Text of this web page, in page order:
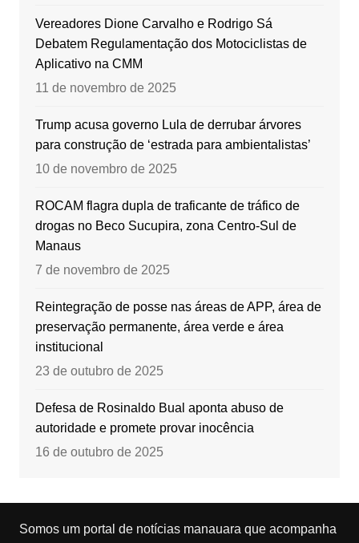
Vereadores Dione Carvalho e Rodrigo Sá
Debatem Regulamentação dos Motociclistas de
Aplicativo na CMM
11 de novembro de 2025
Trump acusa governo Lula de derrubar árvores
para construção de ‘estrada para ambientalistas’
10 de novembro de 2025
ROCAM flagra dupla de traficante de tráfico de
drogas no Beco Sucupira, zona Centro-Sul de
Manaus
7 de novembro de 2025
Reintegração de posse nas áreas de APP, área de
preservação permanente, área verde e área
institucional
23 de outubro de 2025
Defesa de Rosinaldo Bual aponta abuso de
autoridade e promete provar inocência
16 de outubro de 2025
Somos um portal de notícias manauara que acompanha